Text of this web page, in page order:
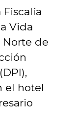
Fiscalía
Vida
Norte de
el hotel